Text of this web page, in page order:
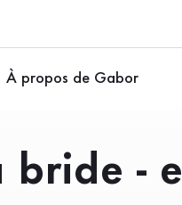
À propos de Gabor
Durabilité
bride -